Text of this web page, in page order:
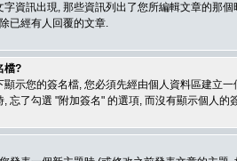
資訊出現, 那些資訊列出了您所編輯文章的那
已經有人回覆的文章.
檔?
示您的簽名檔, 您必須先經由個人資料區建立
忘了勾選 "附加簽名" 的選項, 而沒有顯示個人的